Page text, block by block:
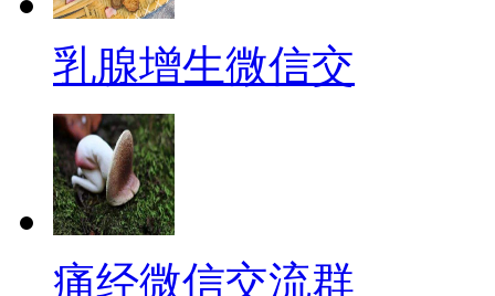
乳腺增生微信交
痛经微信交流群